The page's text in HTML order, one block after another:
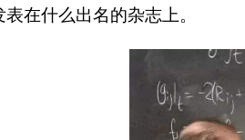
在什么出名的杂志上。